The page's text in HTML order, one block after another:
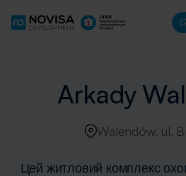
Arkady
Walendów, ul.
Цей житловий комплекс